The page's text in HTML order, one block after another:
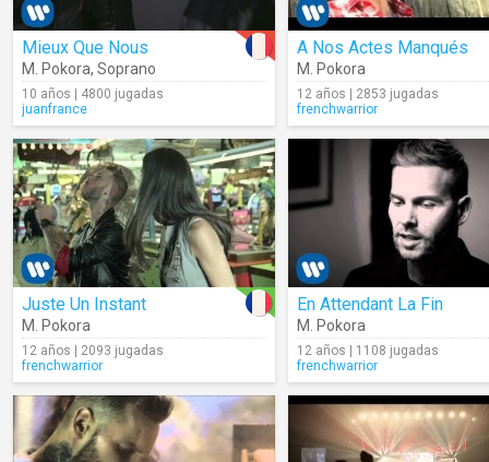
Mieux Que Nous
M. Pokora, Soprano
10 años | 4800 jugadas
juanfrance
A Nos Actes Manqués
M. Pokora
12 años | 2853 jugadas
frenchwarrior
Juste Un Instant
M. Pokora
12 años | 2093 jugadas
frenchwarrior
En Attendant La Fin
M. Pokora
12 años | 1108 jugadas
frenchwarrior